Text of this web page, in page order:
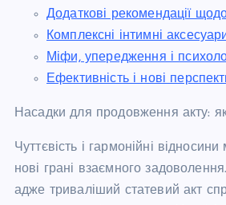
Додаткові рекомендації
Комплексні інтимні
Міфи, упередження і
Ефективність і нові
Насадки для продовження акту:
Чуттєвість і гармонійні
нові грані взаємного
адже триваліший статевий акт